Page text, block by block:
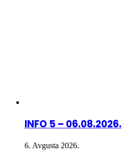
INFO 5 – 06.08.2026.
6. Avgusta 2026.